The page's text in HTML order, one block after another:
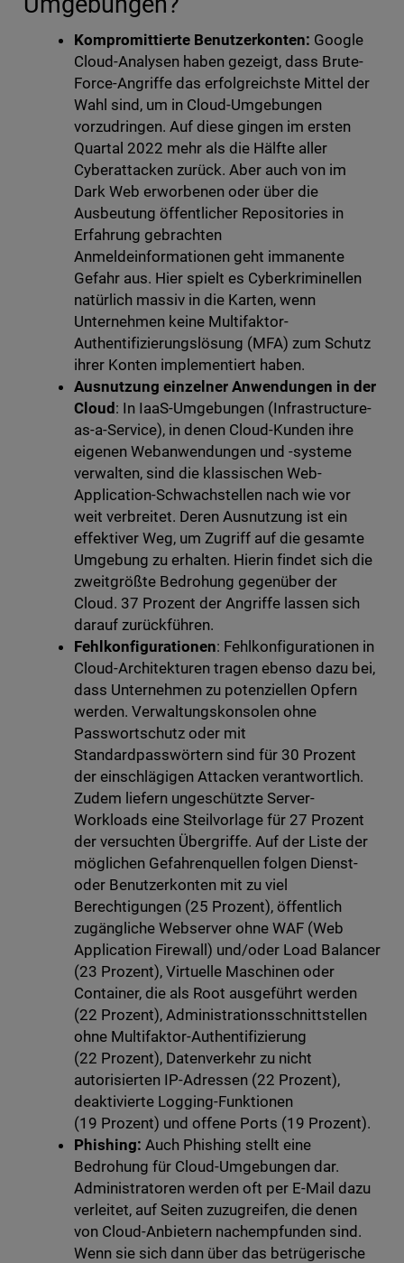
Kompromittierte Benutzerkonten: Google
Cloud-Analysen haben gezeigt, dass Brute-
Force-Angriffe das erfolgreichste Mittel der
Wahl sind, um in Cloud-Umgebungen
vorzudringen. Auf diese gingen im ersten
Quartal 2022 mehr als die Hälfte aller
Cyberattacken zurück. Aber auch von im
Dark Web erworbenen oder über die
Ausbeutung öffentlicher Repositories in
Erfahrung gebrachten
Anmeldeinformationen geht immanente
Gefahr aus. Hier spielt es Cyberkriminellen
natürlich massiv in die Karten, wenn
Unternehmen keine Multifaktor-
Authentifizierungslösung (MFA) zum Schutz
ihrer Konten implementiert haben.
Ausnutzung einzelner Anwendungen in der
Cloud : In IaaS-Umgebungen (Infrastructure-
as-a-Service), in denen Cloud-Kunden ihre
eigenen Webanwendungen und -systeme
verwalten, sind die klassischen Web-
Application-Schwachstellen nach wie vor
weit verbreitet. Deren Ausnutzung ist ein
effektiver Weg, um Zugriff auf die gesamte
Umgebung zu erhalten. Hierin findet sich die
zweitgrößte Bedrohung gegenüber der
Cloud. 37 Prozent der Angriffe lassen sich
darauf zurückführen.
Fehlkonfigurationen: Fehlkonfigurationen in
Cloud-Architekturen tragen ebenso dazu bei,
dass Unternehmen zu potenziellen Opfern
werden. Verwaltungskonsolen ohne
Passwortschutz oder mit
Standardpasswörtern sind für 30 Prozent
der einschlägigen Attacken verantwortlich.
Zudem liefern ungeschützte Server-
Workloads eine Steilvorlage für 27 Prozent
der versuchten Übergriffe. Auf der Liste der
möglichen Gefahrenquellen folgen Dienst-
oder Benutzerkonten mit zu viel
Berechtigungen (25 Prozent), öffentlich
zugängliche Webserver ohne WAF (Web
Application Firewall) und/oder Load Balancer
(23 Prozent), Virtuelle Maschinen oder
Container, die als Root ausgeführt werden
(22 Prozent), Administrationsschnittstellen
ohne Multifaktor-Authentifizierung
(22 Prozent), Datenverkehr zu nicht
autorisierten IP-Adressen (22 Prozent),
deaktivierte Logging-Funktionen
(19 Prozent) und offene Ports (19 Prozent).
Phishing: Auch Phishing stellt eine
Bedrohung für Cloud-Umgebungen dar.
Administratoren werden oft per E-Mail dazu
verleitet, auf Seiten zuzugreifen, die denen
von Cloud-Anbietern nachempfunden sind.
Wenn sie sich dann über das betrügerische